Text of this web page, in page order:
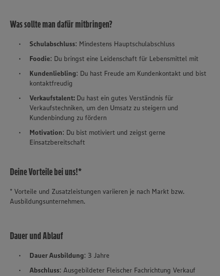
Was sollte man dafür mitbringen?
Schulabschluss: Mindestens Hauptschulabschluss
Foodie: Du bringst eine Leidenschaft für Lebensmittel mit
Kundenliebling: Du hast Freude am Kundenkontakt und bist
kontaktfreudig
Verkaufstalent: Du hast ein gutes Verständnis für
Verkaufstechniken, um den Umsatz zu steigern und
Kundenbindung zu fördern
Motivation: Du bist motiviert und zeigst gerne
Einsatzbereitschaft
Deine Vorteile bei uns!*
* Vorteile und Zusatzleistungen variieren je nach Markt bzw.
Ausbildungsunternehmen.
Dauer und Ablauf
Dauer Ausbildung: 3 Jahre
Abschluss: Ausgebildeter Fleischer Fachrichtung Verkauf